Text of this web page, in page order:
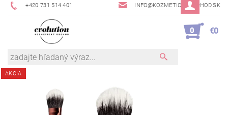
+420 731 514 401 INFO@KOZMETICKYOBCHOD.SK
0 €0
AKCIA